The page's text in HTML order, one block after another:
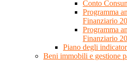
Conto
Programma
Finanziario
Programma
Finanziario
Piano degli
Beni immobili e gestione